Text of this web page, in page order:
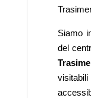
Siamo
del
visitabili